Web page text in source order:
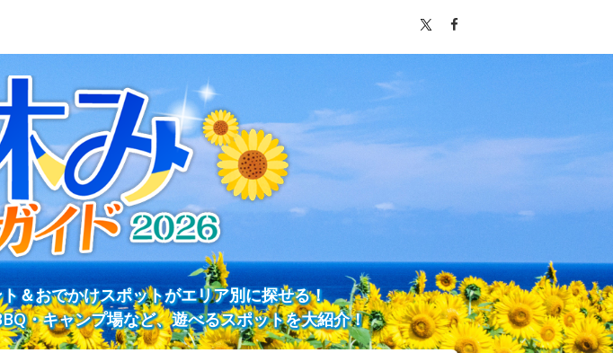
＆おでかけスポットがエリア別に探せる！
・キャンプ場など、遊べるスポットを大紹介！